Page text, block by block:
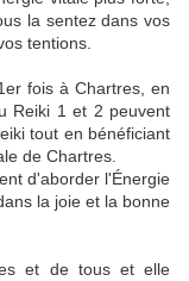
la sentez dans vos
tentions.
fois à Chartres, en
Reiki 1 et 2 peuvent
tout en bénéficiant
de Chartres.
d'aborder l'Énergie
la joie et la bonne
et de tous et elle